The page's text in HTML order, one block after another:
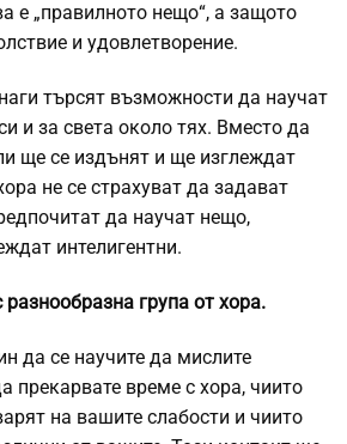
е „правилното нещо“, а защото
и удовлетворение.
търсят възможности да научат
и за света около тях. Вместо да
ще се издънят и ще изглеждат
не се страхуват да задават
да научат нещо,
интелигентни.
разнообразна група от хора.
да се научите да мислите
прекарвате време с хора, чиито
на вашите слабости и чиито